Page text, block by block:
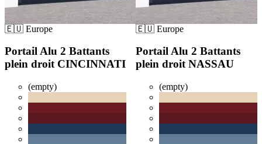
🇪🇺 Europe
Portail Alu 2 Battants
plein droit CINCINNATI
(empty)
🇪🇺 Europe
Portail Alu 2 Battants
plein droit NASSAU
(empty)